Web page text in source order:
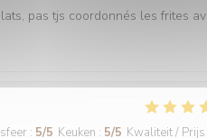
pas tjs coordonnés les frites
: 5/5 Keuken : 5/5 Kwaliteit / Prijs